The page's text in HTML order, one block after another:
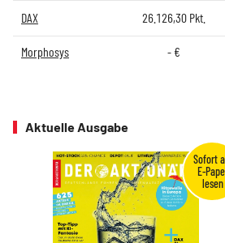
DAX 26.126,30Pkt.
Morphosys -€
Aktuelle Ausgabe